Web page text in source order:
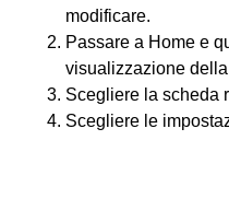
modificare.
Passare a Home e
visualizzazione
Scegliere la scheda
Scegliere le